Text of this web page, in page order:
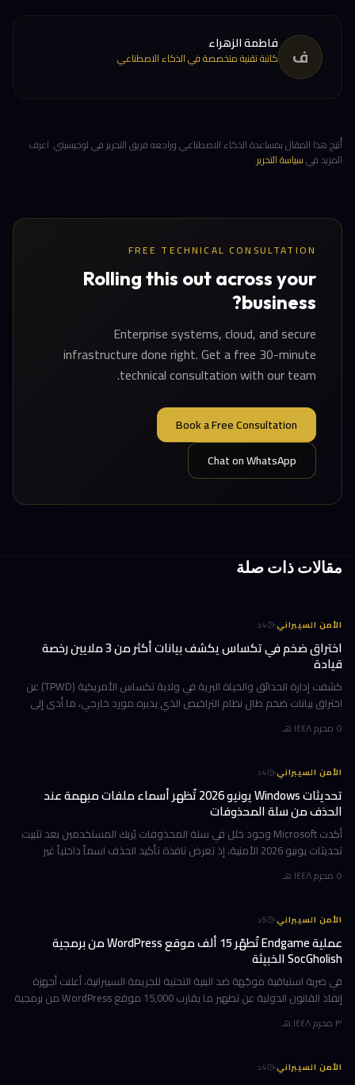
ف فاطمة الزهراء
كاتبة تقنية متخصصة في الذكاء الاصطناعي
أُنتِج هذا المقال بمساعدة الذكاء الاصطناعي وراجعه فريق التحرير في لوجيسيتي. اعرف
المزيد فيسياسة التحرير.
FREE TECHNICAL CONSULTATION
Rolling this out across your
business?
Enterprise systems, cloud, and secure
infrastructure done right. Get a free 30-minute
technical consultation with our team.
Book a Free Consultation
Chat on WhatsApp
مقالات ذات صلة
الأمن السيبراني·
4د
اختراق ضخم في تكساس يكشف بيانات أكثر من 3 ملايين رخصة
قيادة
كشفت إدارة الحدائق والحياة البرية في ولاية تكساس الأمريكية (TPWD) عن
اختراق بيانات ضخم طال نظام التراخيص الذي يديره مورد خارجي، ما أدى إلى
٥ محرم ١٤٤٨ هـ
الأمن السيبراني·
4د
تحديثات Windows يونيو 2026 تُظهر أسماء ملفات مبهمة عند
الحذف من سلة المحذوفات
أكدت Microsoft وجود خلل في سلة المحذوفات يُربك المستخدمين بعد تثبيت
تحديثات يونيو 2026 الأمنية، إذ تعرض نافذة تأكيد الحذف اسماً داخلياً غير
٥ محرم ١٤٤٨ هـ
الأمن السيبراني·
5د
عملية Endgame تُطهّر 15 ألف موقع WordPress من برمجية
SocGholish الخبيثة
في ضربة استباقية موجّهة ضد البنية التحتية للجريمة السيبرانية، أعلنت أجهزة
إنفاذ القانون الدولية عن تطهير ما يقارب 15,000 موقع WordPress من برمجية
٣ محرم ١٤٤٨ هـ
الأمن السيبراني·
4د